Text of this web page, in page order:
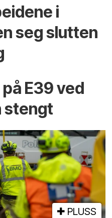
i
seg slutten
E39 ved
stengt
PLUSS